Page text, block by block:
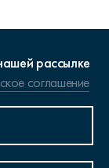
рассылке
соглашение